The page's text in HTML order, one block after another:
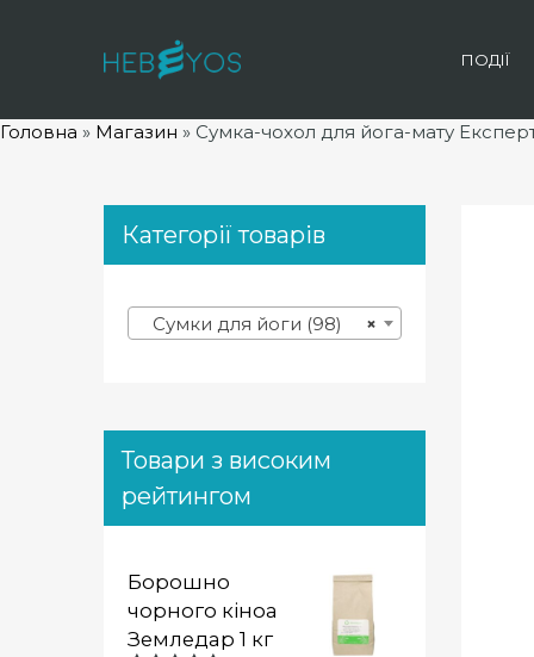
ПОДІЇ
Головна » Магазин » Сумка-чохол для йога-мату
Категорії товарів
×
Сумки для йоги (98)
Товари з високим
рейтингом
Борошно
чорного кіноа
Земледар 1 кг